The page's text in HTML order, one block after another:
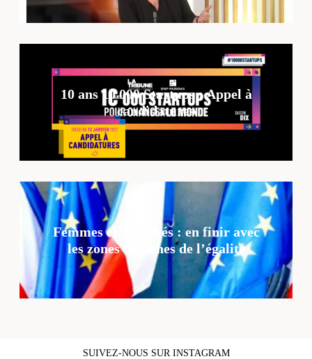
10 ans 10 000 Startups : Appel à
candidatures
Femmes et ruralités : en finir avec
les zones blanches de l’égalité
SUIVEZ-NOUS SUR INSTAGRAM